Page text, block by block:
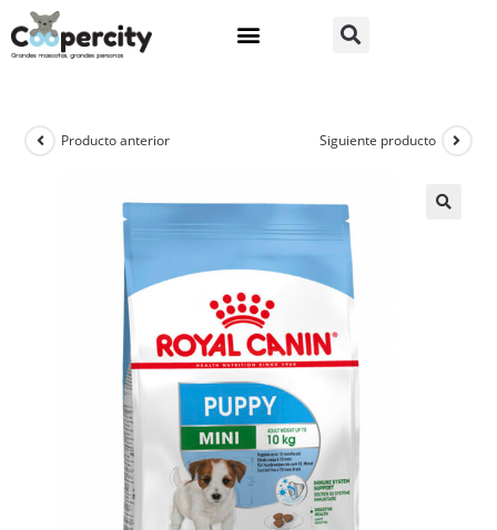
Producto anterior Siguiente producto